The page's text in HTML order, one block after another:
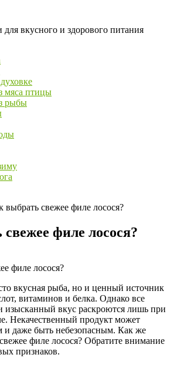
вкусного и здорового питания
мяса птицы
рыбы
выбрать свежее филе лосося?
филе лосося?
вкусная рыба, но и ценный источник
витаминов и белка. Однако все
изысканный вкус раскроются лишь при
Некачественный продукт может
и даже быть небезопасным. Как же
филе лосося? Обратите внимание
признаков.